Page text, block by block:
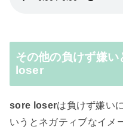
その他の負けず嫌
loser
sore loserは負けず嫌い
いうとネガティブなイメ